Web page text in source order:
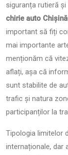
siguranța rutieră
chirie auto
important să fiți
mai importante
menționăm că
aflați, așa că
sunt stabilite de
trafic și natura
participanților la
Tipologia limitelor
internaționale, dar